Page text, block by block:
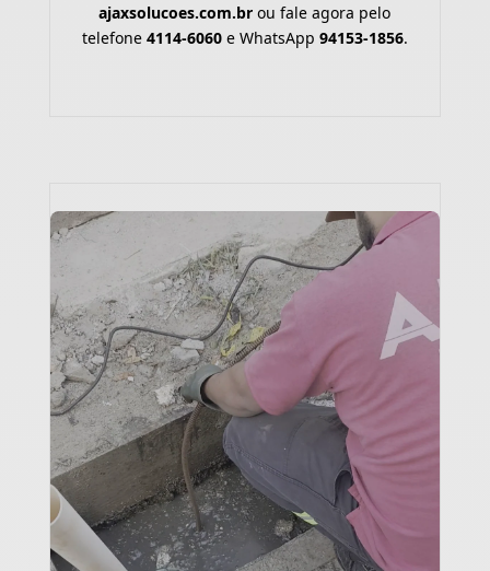
ajaxsolucoes.com.br ou fale agora pelo
telefone 4114-6060e WhatsApp 94153-1856.